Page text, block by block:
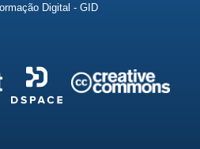
Digital - GID